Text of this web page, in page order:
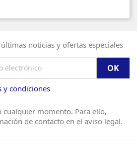
noticias y ofertas especiales
y condiciones
cualquier momento. Para ello,
de contacto en el aviso legal.